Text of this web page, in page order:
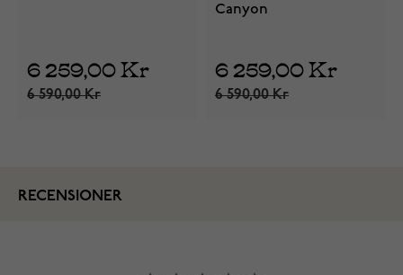
6 259,00 Kr
6 590,00 Kr
Canyon
6 259,00 Kr
6 590,00 Kr
RECENSIONER